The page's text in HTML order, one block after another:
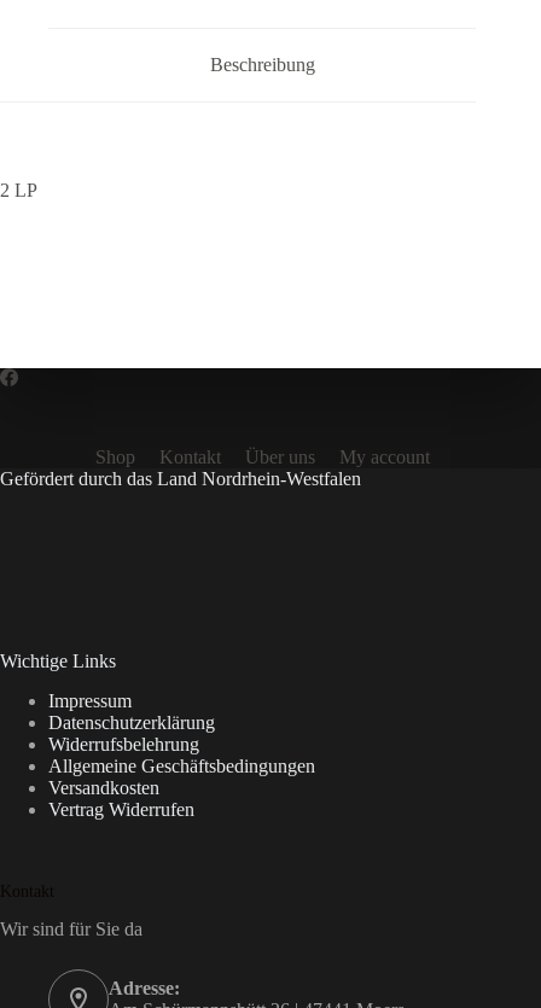
Beschreibung
2 LP
Shop Kontakt Über uns
My account
Gefördert durch das Land Nordrhein-Westfalen
Wichtige Links
Impressum
Datenschutzerklärung
Widerrufsbelehrung
Allgemeine Geschäftsbedingungen
Versandkosten
Vertrag Widerrufen
Kontakt
Wir sind für Sie da
Adresse: